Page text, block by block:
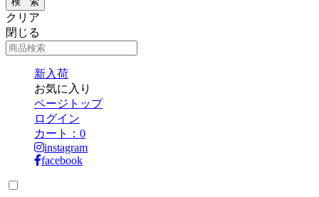
クリア
閉じる
新入荷
お気に入り
ページトップ
ログイン
カート： 0
instagram
facebook